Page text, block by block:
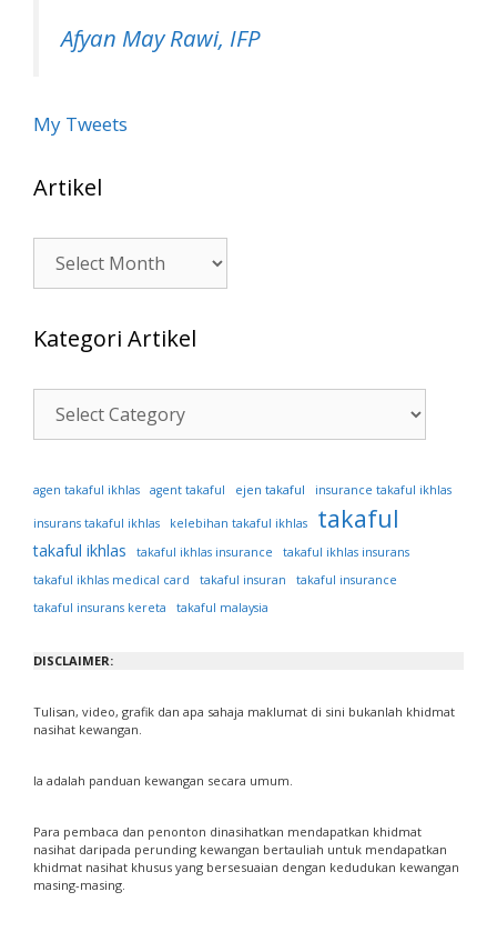
Afyan May Rawi, IFP
My Tweets
Artikel
Artikel
Kategori Artikel
Kategori
Artikel
agen takaful ikhlas agent takaful ejen takaful insurance takaful ikhlas
insurans takaful ikhlas kelebihan takaful ikhlas takaful
takaful ikhlas takaful ikhlas insurance
takaful ikhlas insurans
takaful ikhlas medical card
takaful insuran
takaful insurance
takaful insurans kereta
takaful malaysia
DISCLAIMER:
Tulisan, video, grafik dan apa sahaja maklumat di sini bukanlah khidmat
nasihat kewangan.
Ia adalah panduan kewangan secara umum.
Para pembaca dan penonton dinasihatkan mendapatkan khidmat
nasihat daripada perunding kewangan bertauliah untuk mendapatkan
khidmat nasihat khusus yang bersesuaian dengan kedudukan kewangan
masing-masing.